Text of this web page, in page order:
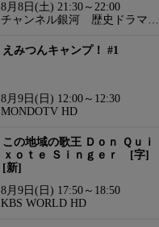
8月8日(土) 21:30～22:00
チャンネル銀河 歴史ドラマ・
えみつんキャンプ！ #1
8月9日(日) 12:00～12:30
MONDOTV HD
この地域の歌王 Ｄｏｎ Ｑｕｉ
ｘｏｔｅ Ｓｉｎｇｅｒ [字]
[新]
8月9日(日) 17:50～18:50
KBS WORLD HD